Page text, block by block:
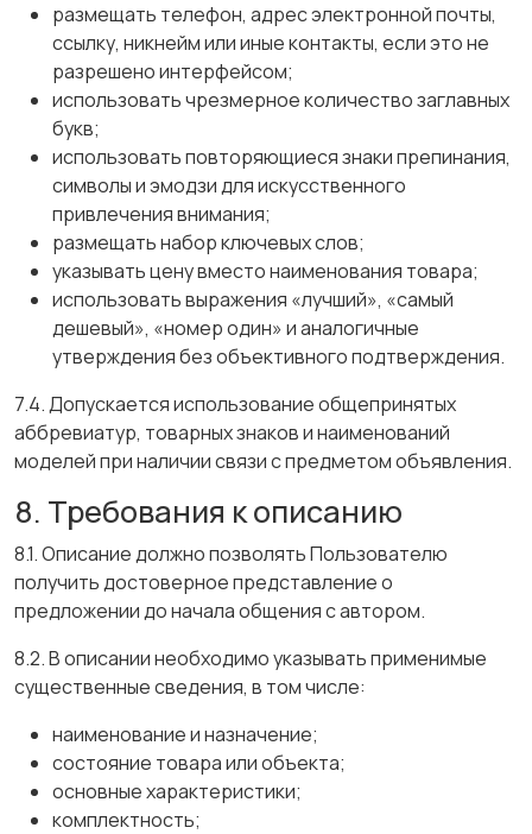
размещать телефон, адрес электронной почты,
ссылку, никнейм или иные контакты, если это не
разрешено интерфейсом;
использовать чрезмерное количество заглавных
букв;
использовать повторяющиеся знаки препинания,
символы и эмодзи для искусственного
привлечения внимания;
размещать набор ключевых слов;
указывать цену вместо наименования товара;
использовать выражения «лучший», «самый
дешевый», «номер один» и аналогичные
утверждения без объективного подтверждения.
7.4. Допускается использование общепринятых
аббревиатур, товарных знаков и наименований
моделей при наличии связи с предметом объявления.
8. Требования к описанию
8.1. Описание должно позволять Пользователю
получить достоверное представление о
предложении до начала общения с автором.
8.2. В описании необходимо указывать применимые
существенные сведения, в том числе:
наименование и назначение;
состояние товара или объекта;
основные характеристики;
комплектность;